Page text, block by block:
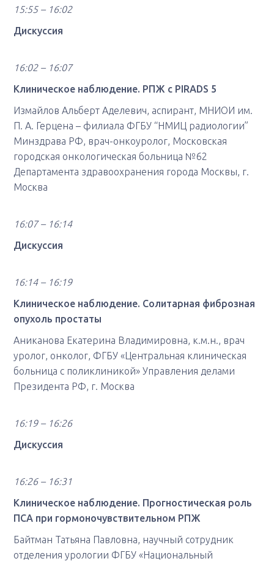
15:55 – 16:02
Дискуссия
16:02 – 16:07
Клиническое наблюдение. РПЖ с PIRADS 5
Измайлов Альберт Аделевич, аспирант, МНИОИ им.
П. А. Герцена – филиала ФГБУ “НМИЦ радиологии”
Минздрава РФ, врач-онкоуролог, Московская
городская онкологическая больница №62
Департамента здравоохранения города Москвы, г.
Москва
16:07 – 16:14
Дискуссия
16:14 – 16:19
Клиническое наблюдение. Солитарная фиброзная
опухоль простаты
Аниканова Екатерина Владимировна, к.м.н., врач
уролог, онколог, ФГБУ «Центральная клиническая
больница с поликлиникой» Управления делами
Президента РФ, г. Москва
16:19 – 16:26
Дискуссия
16:26 – 16:31
Клиническое наблюдение. Прогностическая роль
ПСА при гормоночувствительном РПЖ
Байтман Татьяна Павловна, научный сотрудник
отделения урологии ФГБУ «Национальный